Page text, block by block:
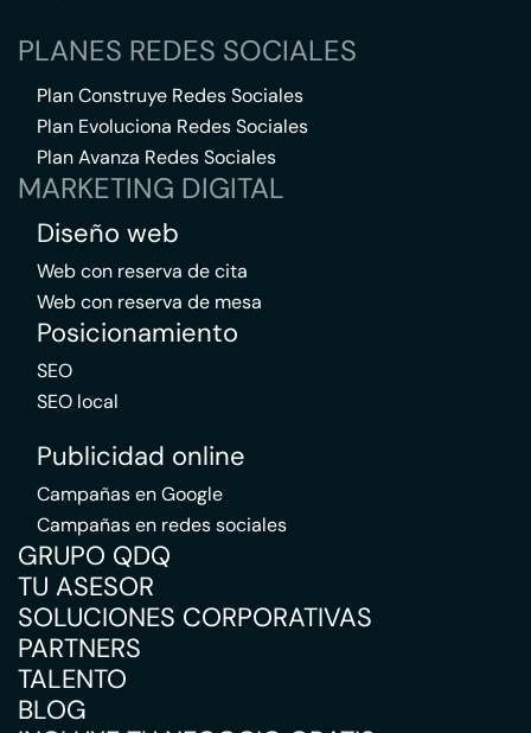
PLANES REDES SOCIALES
Plan Construye Redes Sociales
Plan Evoluciona Redes Sociales
Plan Avanza Redes Sociales
MARKETING DIGITAL
Diseño web
Web con reserva de cita
Web con reserva de mesa
Posicionamiento
SEO
SEO local
Publicidad online
Campañas en Google
Campañas en redes sociales
GRUPO QDQ
TU ASESOR
SOLUCIONES CORPORATIVAS
PARTNERS
TALENTO
BLOG